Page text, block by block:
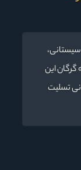
گرگان این
تسلیت